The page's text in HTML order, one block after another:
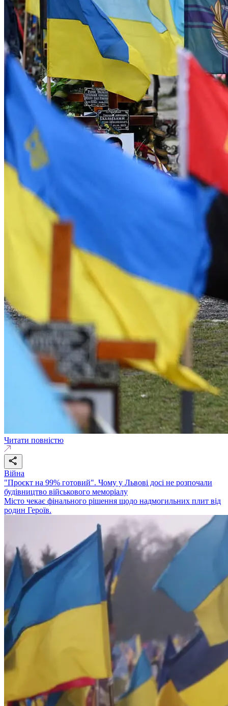
Читати повністю
Війна
"Проєкт на 99% готовий". Чому у Львові досі не розпочали
будівництво військового меморіалу
Місто чекає фінального рішення щодо надмогильних плит від
родин Героїв.